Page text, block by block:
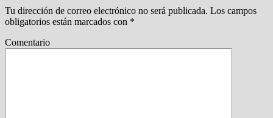
Tu dirección de correo electrónico no será publicada. Los campos
obligatorios están marcados con *
Comentario